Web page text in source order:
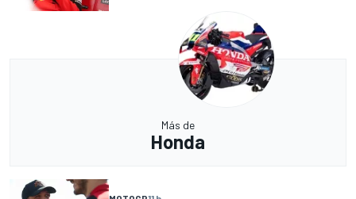
Más de
Honda